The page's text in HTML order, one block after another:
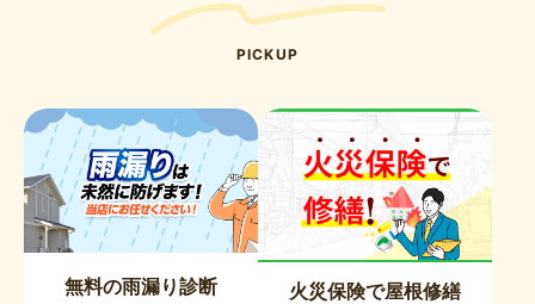
PICKUP
無料の雨漏り診断 火災保険で屋根修繕